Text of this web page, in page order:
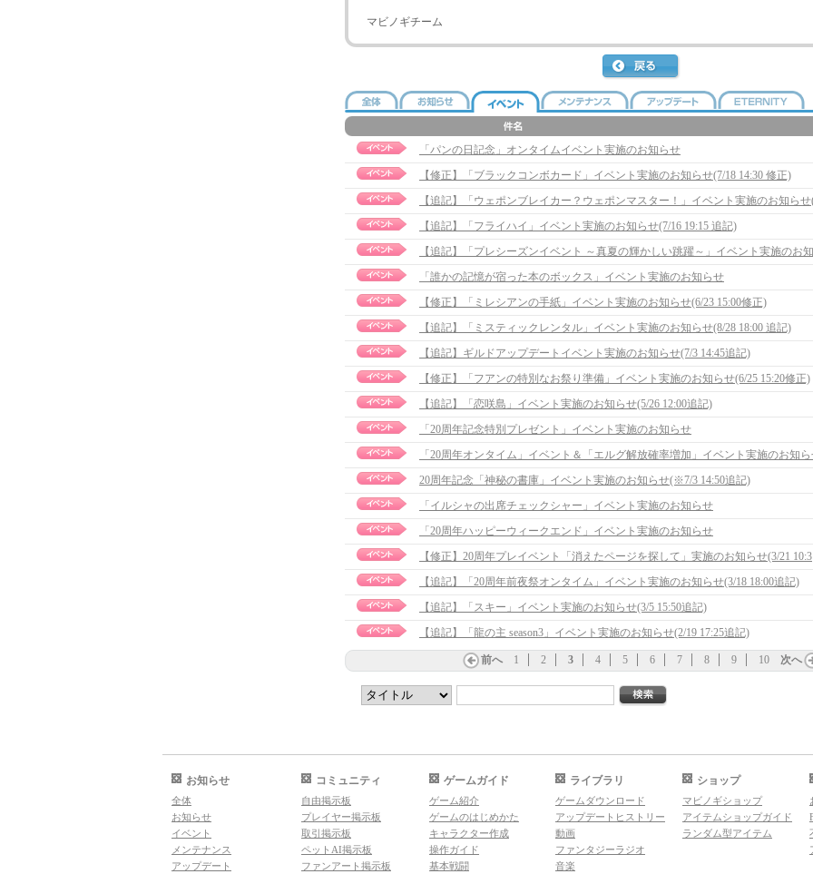
マビノギチーム
「パンの日記念」オンタイムイベント実施のお知らせ
【修正】「ブラックコンボカード」イベント実施のお知らせ(7/18 14:30 修正)
【追記】「フライハイ」イベント実施のお知らせ(7/16 19:15 追記)
「誰かの記憶が宿った本のボックス」イベント実施のお知らせ
【修正】「ミレシアンの手紙」イベント実施のお知らせ(6/23 15:00修正)
【追記】「ミスティックレンタル」イベント実施のお知らせ(8/28 18:00 追記)
【追記】ギルドアップデートイベント実施のお知らせ(7/3 14:45追記)
【修正】「フアンの特別なお祭り準備」イベント実施のお知らせ(6/25 15:20修正)
【追記】「恋咲島」イベント実施のお知らせ(5/26 12:00追記)
「20周年記念特別プレゼント」イベント実施のお知らせ
「20周年オンタイム」イベント＆「エルグ解放確率増加」イベント実施のお知
20周年記念「神秘の書庫」イベント実施のお知らせ(※7/3 14:50追記)
「イルシャの出席チェックシャー」イベント実施のお知らせ
「20周年ハッピーウィークエンド」イベント実施のお知らせ
【追記】「20周年前夜祭オンタイム」イベント実施のお知らせ(3/18 18:00追記)
【追記】「スキー」イベント実施のお知らせ(3/5 15:50追記)
【追記】「龍の主 season3」イベント実施のお知らせ(2/19 17:25追記)
前へ 1 2 3 4 5 6 7 8 9 10 次へ
お知らせ
全体
お知らせ
イベント
メンテナンス
アップデート
コミュニティ
自由掲示板
プレイヤー掲示板
取引掲示板
ペットAI掲示板
ファンアート掲示板
ゲームガイド
ゲーム紹介
ゲームのはじめかた
キャラクター作成
操作ガイド
基本戦闘
ライブラリ
ゲームダウンロード
アップデートヒストリー
動画
ファンタジーラジオ
音楽
ショップ
マビノギショップ
アイテムショップガイド
ランダム型アイテム